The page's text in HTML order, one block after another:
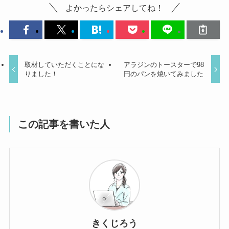
よかったらシェアしてね！
取材していただくことにな
りました！
アラジンのトースターで98
円のパンを焼いてみました
この記事を書いた人
きくじろう